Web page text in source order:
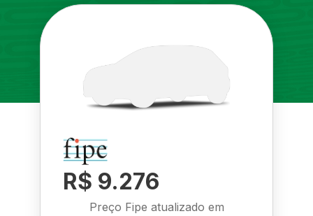
R$ 9.276
Preço Fipe atualizado em